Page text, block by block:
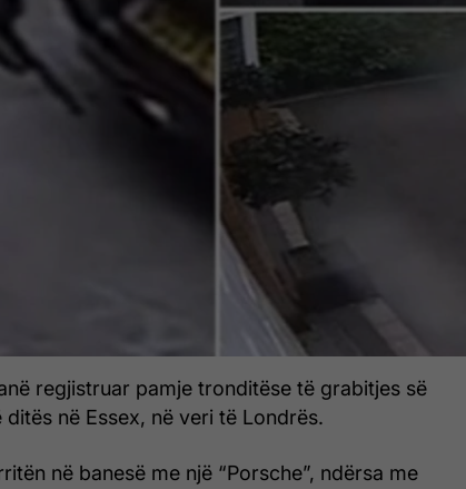
regjistruar pamje tronditëse të grabitjes së
ditës në Essex, në veri të Londrës.
në banesë me një “Porsche”, ndërsa me